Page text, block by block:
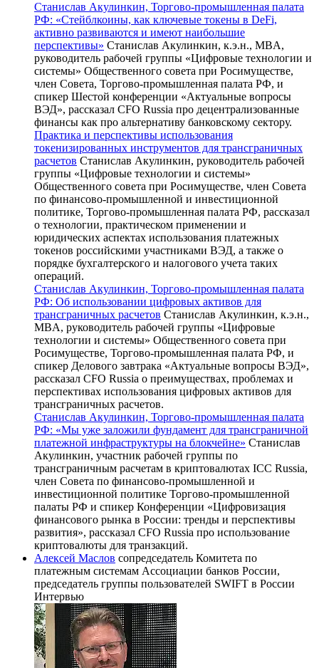
Станислав Акулинкин, Торгово-промышленная палата
РФ: «Стейблкоины, как ключевые токены в DeFi,
активно развиваются и имеют наибольшие
перспективы» Станислав Акулинкин, к.э.н., MBA,
руководитель рабочей группы «Цифровые технологии и
системы» Общественного совета при Росимуществе,
член Совета, Торгово-промышленная палата РФ, и
спикер Шестой конференции «Актуальные вопросы
ВЭД», рассказал CFO Russia про децентрализованные
финансы как про альтернативу банковскому сектору.
Практика и перспективы использования
токенизированных инструментов для трансграничных
расчетов Станислав Акулинкин, руководитель рабочей
группы «Цифровые технологии и системы»
Общественного совета при Росимуществе, член Совета
по финансово-промышленной и инвестиционной
политике, Торгово-промышленная палата РФ, рассказал
о технологии, практическом применении и
юридических аспектах использования платежных
токенов российскими участниками ВЭД, а также о
порядке бухгалтерского и налогового учета таких
операций.
Станислав Акулинкин, Торгово-промышленная палата
РФ: Об использовании цифровых активов для
трансграничных расчетов Станислав Акулинкин, к.э.н.,
MBA, руководитель рабочей группы «Цифровые
технологии и системы» Общественного совета при
Росимуществе, Торгово-промышленная палата РФ, и
спикер Делового завтрака «Актуальные вопросы ВЭД»,
рассказал CFO Russia о преимуществах, проблемах и
перспективах использования цифровых активов для
трансграничных расчетов.
Станислав Акулинкин, Торгово-промышленная палата
РФ: «Мы уже заложили фундамент для трансграничной
платежной инфраструктуры на блокчейне» Станислав
Акулинкин, участник рабочей группы по
трансграничным расчетам в криптовалютах ICC Russia,
член Совета по финансово-промышленной и
инвестиционной политике Торгово-промышленной
палаты РФ и спикер Конференции «Цифровизация
финансового рынка в России: тренды и перспективы
развития», рассказал CFO Russia про использование
криптовалюты для транзакций.
Алексей Маслов сопредседатель Комитета по
платежным системам Ассоциации банков России,
председатель группы пользователей SWIFT в России
Интервью